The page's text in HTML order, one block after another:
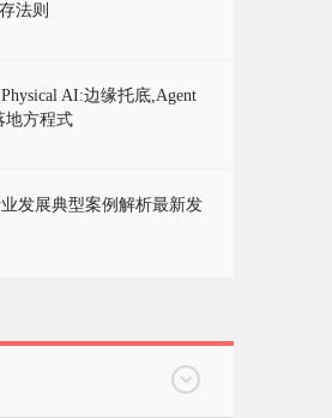
法则
AI:边缘托底,Agent
地方程式
发展典型案例解析最新发